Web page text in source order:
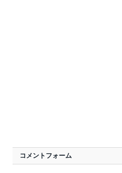
コメントフォーム